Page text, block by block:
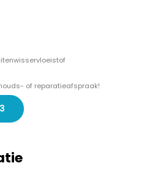
of reparatieafspraak!